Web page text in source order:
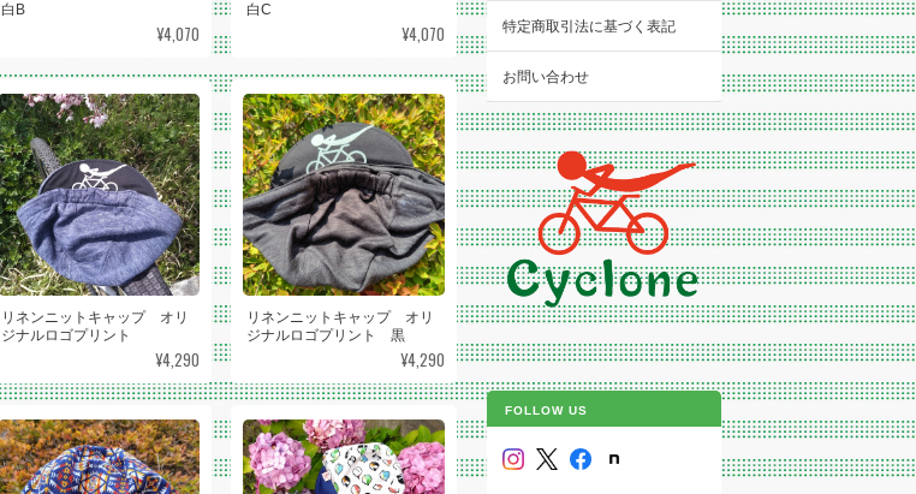
白B
¥4,070
白C
¥4,070
リネンニットキャップ オリ
ジナルロゴプリント
¥4,290
リネンニットキャップ オリ
ジナルロゴプリント 黒
¥4,290
特定商取引法に基づく表記
お問い合わせ
FOLLOW US